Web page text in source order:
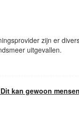
zijn er
uitgevallen.
kan gewoon